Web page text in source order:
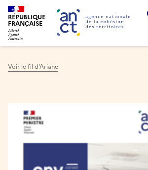
RÉPUBLIQUE
FRANÇAISE
Voir le fil d'Ariane
Image